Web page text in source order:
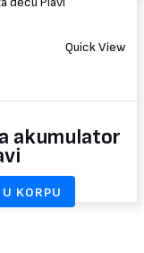
Quick View
akumulator
KORPU